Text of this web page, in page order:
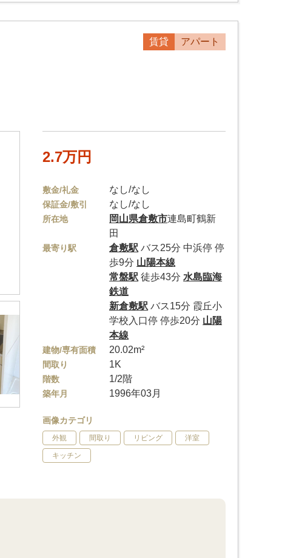
賃貸 アパート
2.7万円
敷金/礼金 なし/なし
保証金/敷引 なし/なし
所在地 岡山県倉敷市連島町鶴新
田
最寄り駅 倉敷駅 バス25分 中浜停 停
歩9分 山陽本線
常盤駅 徒歩43分 水島臨海
鉄道
新倉敷駅 バス15分 霞丘小
学校入口停 停歩20分 山陽
本線
建物/専有面積 20.02m²
間取り 1K
階数 1/2階
築年月 1996年03月
画像カテゴリ
外観 間取り リビング 洋室
キッチン